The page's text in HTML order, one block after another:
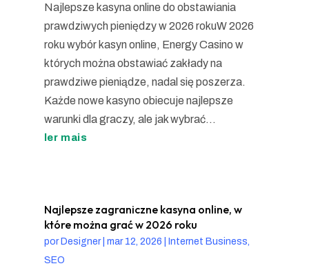
Najlepsze kasyna online do obstawiania
prawdziwych pieniędzy w 2026 rokuW 2026
roku wybór kasyn online, Energy Casino w
których można obstawiać zakłady na
prawdziwe pieniądze, nadal się poszerza.
Każde nowe kasyno obiecuje najlepsze
warunki dla graczy, ale jak wybrać...
ler mais
Najlepsze zagraniczne kasyna online, w
które można grać w 2026 roku
por Designer| mar 12, 2026
Internet Business,
SEO